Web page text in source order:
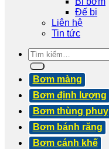
Đế bi
Liên hệ
Tin tức
Tìm
kiếm:
Bơm màng
Bơm định lượng
Bơm thùng phuy
Bơm bánh răng
Bơm cánh khế